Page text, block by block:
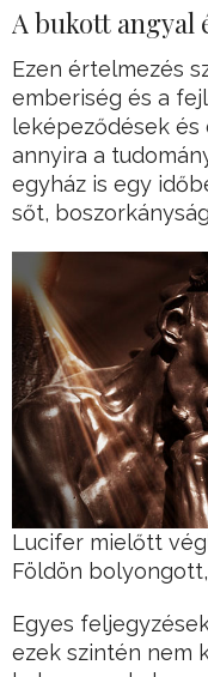
A bukott angyal
Ezen értelmezés
emberiség és a
leképeződések
annyira a
egyház is egy
sőt,
Lucifer mielőtt
Földön
Egyes
ezek szintén nem